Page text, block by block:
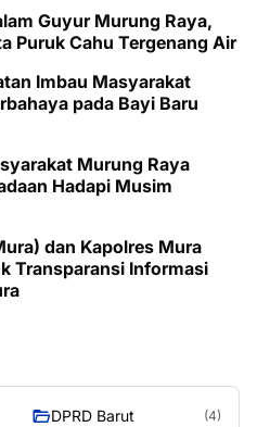
Guyur Murung Raya,
Puruk Cahu Tergenang Air
Imbau Masyarakat
pada Bayi Baru
Murung Raya
Hadapi Musim
dan Kapolres Mura
Transparansi Informasi
DPRD Barut (4)